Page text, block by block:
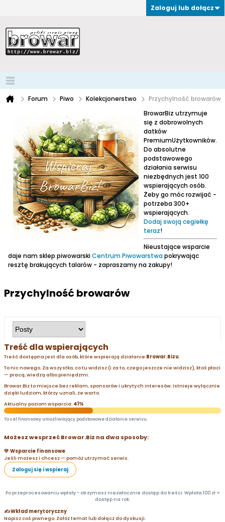
Zaloguj lub dołącz
Forum Piwo Kolekcjonerstwo
Przychylność browarów
BrowarBiz utrzymuje
się z dobrowolnych
datków
PremiumUżytkowników.
Do absolutne
podstawowego
działania serwisu
niezbędnych jest 100
wspierających osób.
Żeby go móc rozwijać -
potrzeba 300+
wspierających.
Dodaj swoją cegiełkę
teraz!
Nieustające wsparcie
daje nam sklep piwowarskiCentrum Piwowarstwapokrywając
resztę brakujących talarów - zapraszamy na zakupy!
Przychylność browarów
Treść dla wspierających
Treść dostępna jest dla osób, które wspierają działanie Browar.Bizu.
To nic nowego. Za wszystko, co tu widzisz (i za to, czego jeszcze nie widzisz), ktoś płaci
— pracą, wiedzą albo pieniędzmi.
Browar.Biz to miejsce bez reklam, sponsorów i ukrytych interesów. Istnieje wyłącznie
dzięki ludziom, którzy uznali, że warto.
Aktualny poziom wsparcia: 41%
To cel finansowy umożliwiający podstawowe działanie serwisu.
Możesz wesprzeć Browar.Biz na dwa sposoby:
💛 Wsparcie finansowe
Jeśli możesz i chcesz — pomóż utrzymać serwis.
Zaloguj się i wspieraj
Po przeprocesowaniu wpłaty - otrzymasz niezwłocznie dostęp do treści. Wpłata 100 zł =
dostęp na rok.
✍️ Wkład merytoryczny
Napisz coś piwnego. Załóż temat lub dołącz do dyskusji.